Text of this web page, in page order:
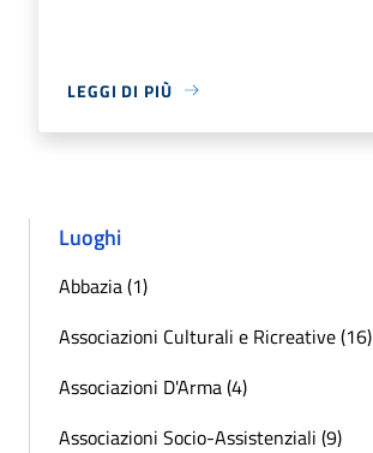
LEGGI DI PIÙ
Luoghi
Abbazia (1)
Associazioni Culturali e Ricreative (16)
Associazioni D'Arma (4)
Associazioni Socio-Assistenziali (9)